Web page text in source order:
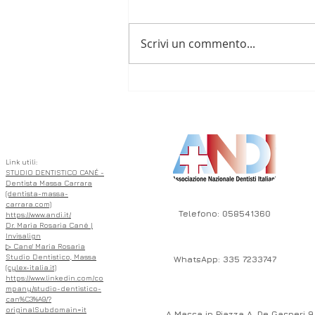
Scrivi un commento...
Link utili:
STUDIO DENTISTICO CANÉ -
Dentista Massa Carrara
(dentista-massa-
carrara.com)
https://www.andi.it/
Dr. Maria Rosaria Cané |
Invisalign
▷ Cane' Maria Rosaria
Studio Dentistico, Massa
(cylex-italia.it)
https://www.linkedin.com/co
mpany/studio-dentistico-
can%C3%A9/?
originalSubdomain=it
Telefono: 058541360
WhatsApp: 335 7233747